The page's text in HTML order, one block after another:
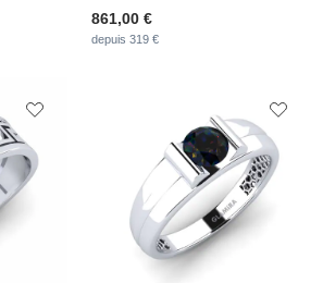
861,00 €
depuis 319 €